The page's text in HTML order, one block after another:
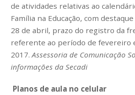
de atividades relativas ao
Família na Educação, com
28 de abril, prazo do registro da
referente ao período de fevereiro
2017.Assessoria de Comunicação
informações da Secadi
Planos de aula no celular